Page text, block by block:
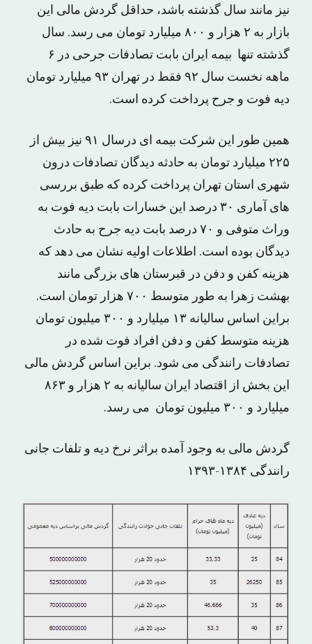
نیز مانند سال گذشته باشد، حداقل گردش مالی این
بازار به ۲ هزار و ۸۰۰ میلیارد تومان می رسد. سال
گذشته تنها بیمه ایران بابت تصادفات جرحی در ۶
ماهه نخست سال ۹۲ فقط در تهران ۹۳ میلیارد تومان
دیه فوت و جرح پرداخت کرده است.
همین طور این شرکت بیمه ای درسال ۹۱ نیز بیش از
۲۲۵ میلیارد تومان به حادثه دیدگان تصادفات درون
شهری استان تهران پرداخت کرده که طبق بررسی
های آماری ۳۰ درصد این خسارات بابت دیه فوت به
وراث متوفی و ۷۰ درصد بابت دیه جرح به حادث
دیدگان بوده است. اطلاعات اولیه نشان می دهد که
هزینه کفن و دفن در قبرستان های بزرگی مانند
بهشت زهرا به طور متوسط ۷۰۰ هزار تومان است.
براین اساس سالیانه ۱۳ میلیارد و ۳۰۰ میلیون تومان
هزینه متوسط کفن و دفن افراد فوت شده در
تصادفات رانندگی می شود. براین اساس گردش مالی
این بخش از اقتصاد ایران سالیانه به ۲ هزار و ۸۶۳
میلیارد و ۳۰۰ میلیون تومان می رسد.
گردش مالی به وجود آمده براثر نرخ دیه و تلفات جانی
رانندگی ۱۳۸۴-۱۳۹۳